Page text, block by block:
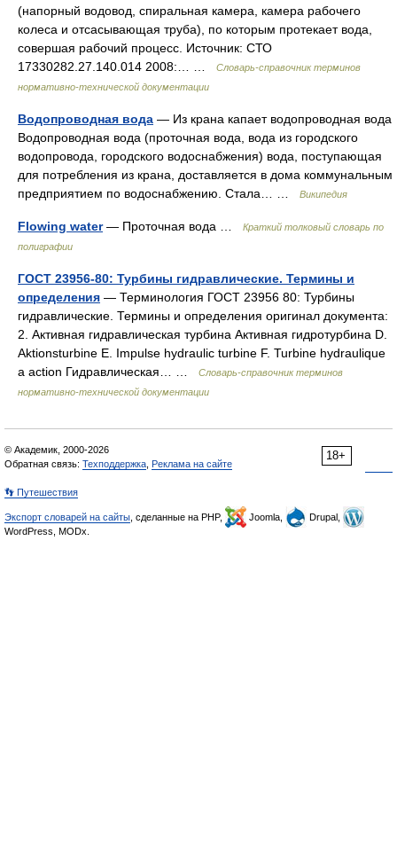
(напорный водовод, спиральная камера, камера рабочего
колеса и отсасывающая труба), по которым протекает вода,
совершая рабочий процесс. Источник: СТО
17330282.27.140.014 2008:… …
Словарь-справочник терминов
нормативно-технической документации
Водопроводная вода — Из крана капает водопроводная вода
Водопроводная вода (проточная вода, вода из городского
водопровода, городского водоснабжения) вода, поступающая
для потребления из крана, доставляется в дома коммунальным
предприятием по водоснабжению. Стала… …
Википедия
Flowing water— Проточная вода …
Краткий толковый словарь по
полиграфии
ГОСТ 23956-80: Турбины гидравлические. Термины и
определения — Терминология ГОСТ 23956 80: Турбины
гидравлические. Термины и определения оригинал документа:
2. Активная гидравлическая турбина Активная гидротурбина D.
Aktionsturbine Е. Impulse hydraulic turbine F. Turbine hydraulique
a action Гидравлическая… …
Словарь-справочник терминов
нормативно-технической документации
18+
© Академик, 2000-2026
Обратная связь: Техподдержка Реклама на сайте
👣 Путешествия
Экспорт словарей на сайты , сделанные на PHP, Joomla,
Drupal,
WordPress, MODx.